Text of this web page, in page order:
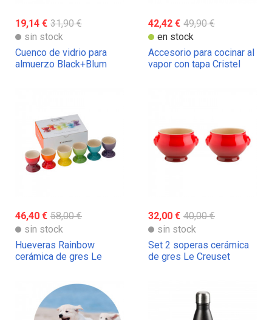
19,14 € 31,90 €
sin stock
Cuenco de vidrio para
almuerzo Black+Blum
42,42 € 49,90 €
en stock
Accesorio para cocinar al
vapor con tapa Cristel
46,40 € 58,00 €
sin stock
Hueveras Rainbow
cerámica de gres Le
32,00 € 40,00 €
sin stock
Set 2 soperas cerámica
de gres Le Creuset